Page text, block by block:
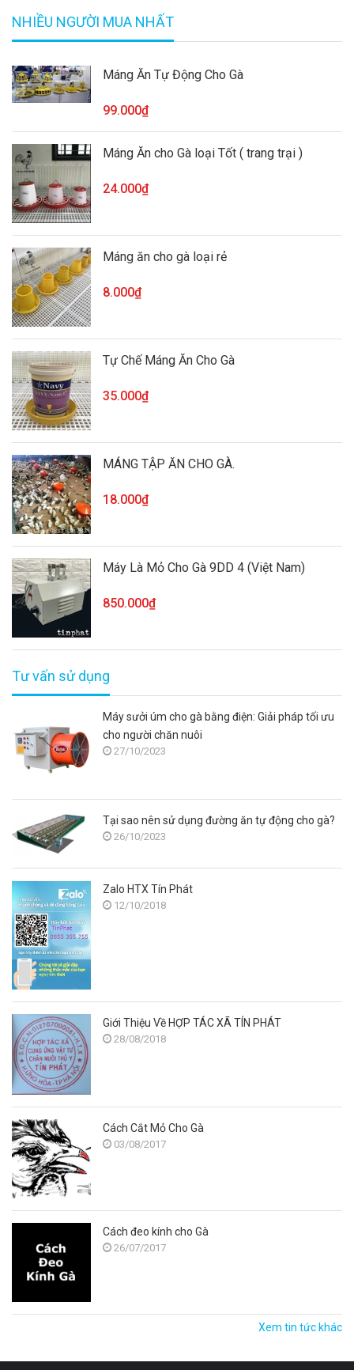
NHIỀU NGƯỜI MUA NHẤT
Máng Ăn Tự Động Cho Gà
99.000₫
Máng Ăn cho Gà loại Tốt ( trang trại )
24.000₫
Máng ăn cho gà loại rẻ
8.000₫
Tự Chế Máng Ăn Cho Gà
35.000₫
MÁNG TẬP ĂN CHO GÀ.
18.000₫
Máy Là Mỏ Cho Gà 9DD 4 (Việt Nam)
850.000₫
Tư vấn sử dụng
Máy sưởi úm cho gà bằng điện: Giải pháp tối ưu
cho người chăn nuôi
27/10/2023
Tại sao nên sử dụng đường ăn tự động cho gà?
26/10/2023
Zalo HTX Tín Phát
12/10/2018
Giới Thiệu Về HỢP TÁC XÃ TÍN PHÁT
28/08/2018
Cách Cắt Mỏ Cho Gà
03/08/2017
Cách đeo kính cho Gà
26/07/2017
Xem tin tức khác